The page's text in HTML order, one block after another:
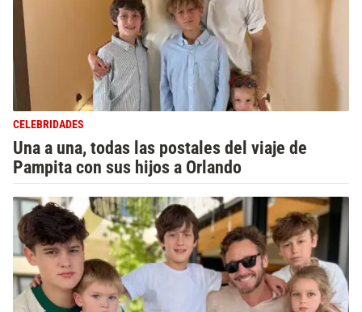
CELEBRIDADES
Una a una, todas las postales del viaje de
Pampita con sus hijos a Orlando